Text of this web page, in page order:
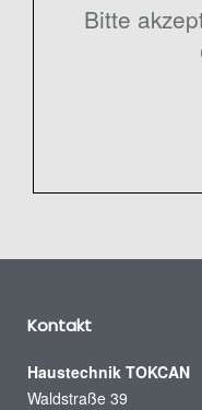
Bitte
Kontakt
Haustechnik TOKCAN
Waldstraße 39